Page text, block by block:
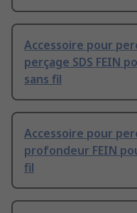
Accessoire pour
perçage SDS FEIN
sans fil
Accessoire pour
profondeur FEIN
fil